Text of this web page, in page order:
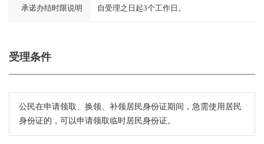
承诺办结时限说明 自受理之日起3个工作日。
受理条件
公民在申请领取、换领、补领居民身份证期间，急需使用居民
身份证的，可以申请领取临时居民身份证。